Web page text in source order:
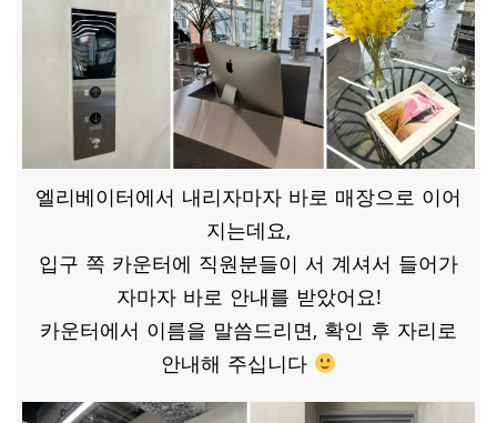
엘리베이터에서 내리자마자 바로 매장으로 이어
지는데요,
입구 쪽 카운터에 직원분들이 서 계셔서 들어가
자마자 바로 안내를 받았어요!
카운터에서 이름을 말씀드리면, 확인 후 자리로
안내해 주십니다